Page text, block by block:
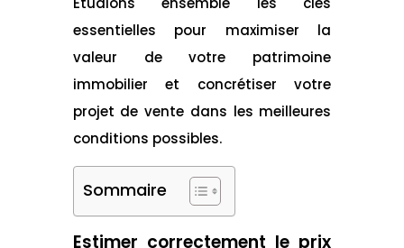
essentielles pour maximiser la
valeur de votre patrimoine
immobilier et concrétiser votre
projet de vente dans les meilleures
conditions possibles.
Sommaire
Estimer correctement le prix